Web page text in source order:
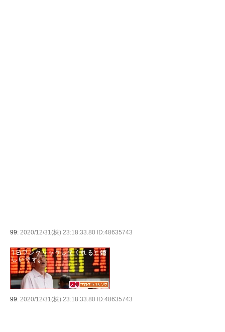
99: 2020/12/31(株) 23:18:33.80 ID:48635743
99: 2020/12/31(株) 23:18:33.80 ID:48635743